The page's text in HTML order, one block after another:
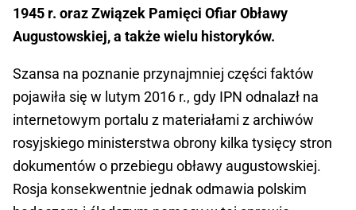
1945 r. oraz Związek Pamięci Ofiar Obławy
Augustowskiej, a także wielu historyków.
Szansa na poznanie przynajmniej części faktów
pojawiła się w lutym 2016 r., gdy IPN odnalazł na
internetowym portalu z materiałami z archiwów
rosyjskiego ministerstwa obrony kilka tysięcy stron
dokumentów o przebiegu obławy augustowskiej.
Rosja konsekwentnie jednak odmawia polskim